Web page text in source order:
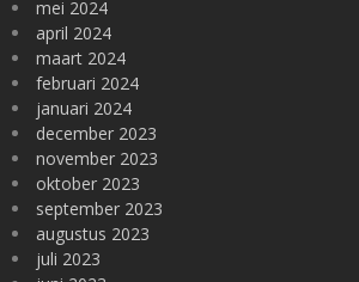
mei 2024
april 2024
maart 2024
februari 2024
januari 2024
december 2023
november 2023
oktober 2023
september 2023
augustus 2023
juli 2023